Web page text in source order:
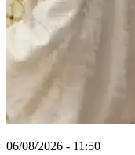
06/08/2026 - 11:50